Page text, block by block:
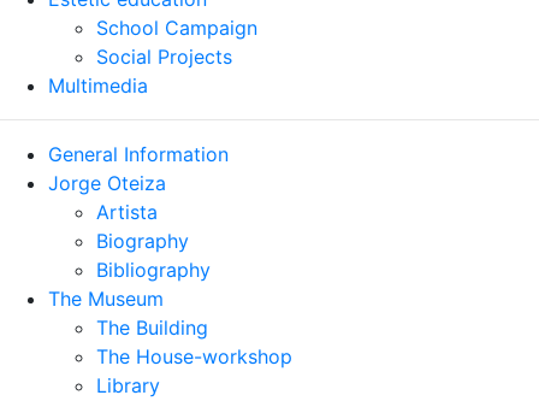
School Campaign
Social Projects
Multimedia
General Information
Jorge Oteiza
Artista
Biography
Bibliography
The Museum
The Building
The House-workshop
Library